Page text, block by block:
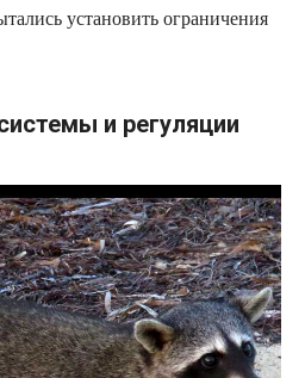
установить ограничения
и регуляции